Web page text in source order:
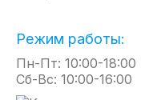
Режим работы:
Пн-Пт: 10:00-18:00
Сб-Вс: 10:00-16:00